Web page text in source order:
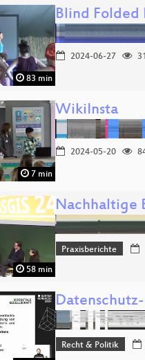
83 min
Blind Folded
2024-06-27
7 min
WikiInsta
2024-05-20
58 min
Nachhaltige
Praxisberichte
Recht & Politik